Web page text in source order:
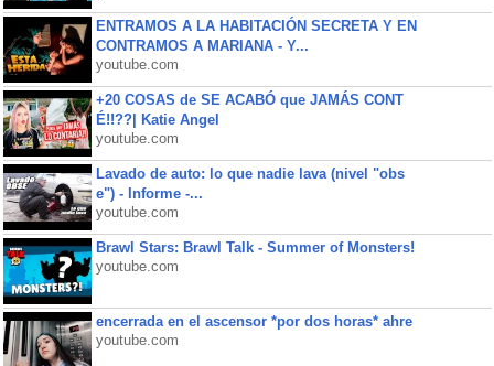
ENTRAMOS A LA HABITACIÓN SECRETA Y EN
CONTRAMOS A MARIANA - Y...
youtube.com
+20 COSAS de SE ACABÓ que JAMÁS CONT
É!!??| Katie Angel
youtube.com
Lavado de auto: lo que nadie lava (nivel "obs
e") - Informe -...
youtube.com
Brawl Stars: Brawl Talk - Summer of Monsters!
youtube.com
encerrada en el ascensor *por dos horas* ahre
youtube.com